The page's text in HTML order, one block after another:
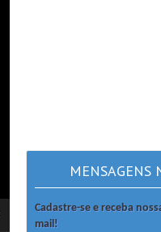
MENSAGENS
Cadastre-se e receba
mail!